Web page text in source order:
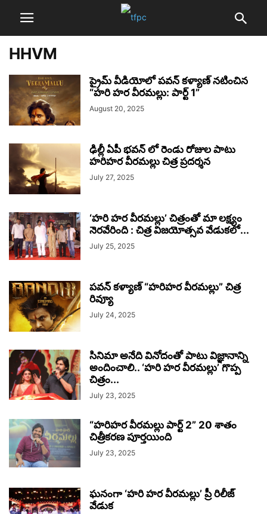
HHVM
ప్రైమ్ వీడియోలో పవన్ కళ్యాణ్ నటించిన
“హరి హర వీరమల్లు: పార్ట్ 1”
August 20, 2025
ఢిల్లీ ఏపీ భవన్ లో రెండు రోజుల పాటు
హరిహర వీరమల్లు చిత్ర ప్రదర్శన
July 27, 2025
‘హరి హర వీరమల్లు’ చిత్రంతో మా లక్ష్యం
నెరవేరింది : చిత్ర విజయోత్సవ వేడుకలో...
July 25, 2025
పవన్ కళ్యాణ్ “హరిహర వీరమల్లు” చిత్ర
రివ్యూ
July 24, 2025
సినిమా అనేది వినోదంతో పాటు విజ్ఞానాన్ని
అందించాలి.. ‘హరి హర వీరమల్లు’ గొప్ప
చిత్రం...
July 23, 2025
“హరిహర వీరమల్లు పార్ట్ 2” 20 శాతం
చిత్రీకరణ పూర్తయింది
July 23, 2025
ఘనంగా ‘హరి హర వీరమల్లు’ ప్రీ రిలీజ్
వేడుక